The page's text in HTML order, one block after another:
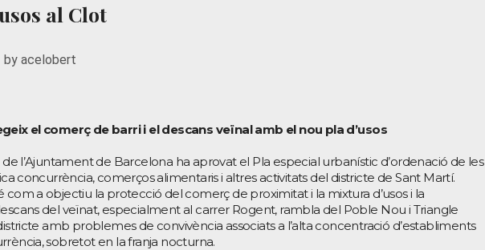
al Clot
byacelobert
el comerç de barri i el descans veïnal amb el nou pla d’usos
de l’Ajuntament de Barcelona ha aprovat el Pla especial urbanístic d’ordenació de les
concurrència, comerços alimentaris i altres activitats del districte de Sant Martí.
com a objectiu la protecció del comerç de proximitat i la mixtura d’usos i la
del veïnat, especialment al carrer Rogent, rambla del Poble Nou i Triangle
amb problemes de convivència associats a l’alta concentració d’establiments
sobretot en la franja nocturna.